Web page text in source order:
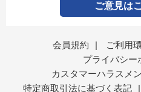
ご意見は
会員規約 | ご利用
プライバシー
カスタマーハラスメ
特定商取引法に基づく表記
|